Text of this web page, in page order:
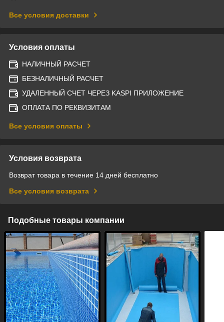
Все условия доставки
Условия оплаты
НАЛИЧНЫЙ РАСЧЕТ
БЕЗНАЛИЧНЫЙ РАСЧЕТ
УДАЛЕННЫЙ СЧЕТ ЧЕРЕЗ KASPI ПРИЛОЖЕНИЕ
ОПЛАТА ПО РЕКВИЗИТАМ
Все условия оплаты
Условия возврата
Возврат товара в течение 14 дней бесплатно
Все условия возврата
Подобные товары компании